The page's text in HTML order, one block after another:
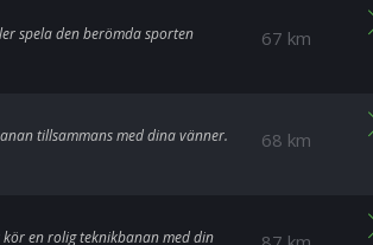
67 km
spela den berömda sporten
68 km
tillsammans med dina vänner.
kör en rolig teknikbanan med din